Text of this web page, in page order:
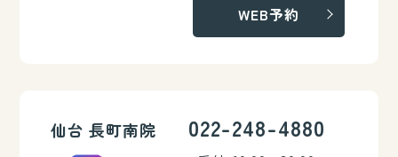
WEB予約
仙台 長町南院 022-248-4880